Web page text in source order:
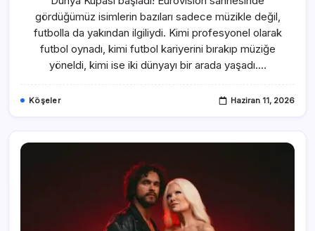
gördüğümüz isimlerin bazıları sadece müzikle değil,
futbolla da yakından ilgiliydi. Kimi profesyonel olarak
futbol oynadı, kimi futbol kariyerini bırakıp müziğe
yöneldi, kimi ise iki dünyayı bir arada yaşadı.…
Köşeler Haziran 11, 2026